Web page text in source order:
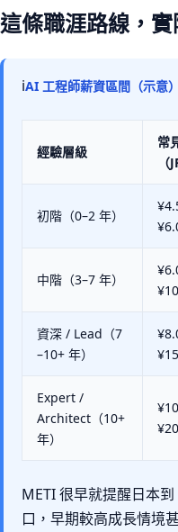
這條職涯路線，
ℹAI 工程師薪資區間（示意）
經驗層級
常
（
初階（0–2 年）
中階（3–7 年）
資深 / Lead（7
–10+ 年）
Expert /
Architect（10+
年）
METI 很早就提醒日本
口，早期較高成長情境